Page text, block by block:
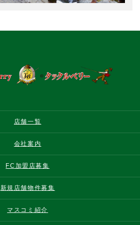
店舗一覧
会社案内
FC加盟店募集
新規店舗物件募集
マスコミ紹介